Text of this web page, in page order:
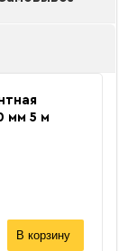
мм 5 м
В корзину